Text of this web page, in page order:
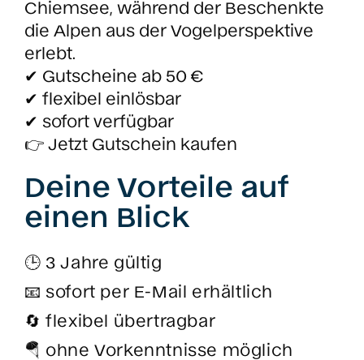
Chiemsee, während der Beschenkte
die Alpen aus der Vogelperspektive
erlebt.
✔ Gutscheine ab 50 €
✔ flexibel einlösbar
✔ sofort verfügbar
👉 Jetzt Gutschein kaufen
Deine Vorteile auf
einen Blick
🕒 3 Jahre gültig
📧 sofort per E-Mail erhältlich
🔄 flexibel übertragbar
🪂 ohne Vorkenntnisse möglich